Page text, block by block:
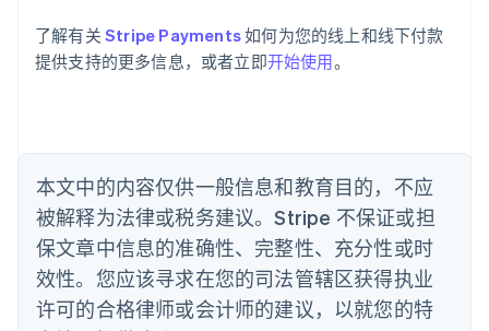
了解有关 Stripe Payments如何为您的线上和线下付款
提供支持的更多信息，或者立即开始使用。
本文中的内容仅供一般信息和教育目的，不应
被解释为法律或税务建议。Stripe 不保证或担
保文章中信息的准确性、完整性、充分性或时
效性。您应该寻求在您的司法管辖区获得执业
许可的合格律师或会计师的建议，以就您的特
PortuguêsEnglish
保加利亚
English
丹麦
English
德国
DeutschEnglish
法国
FrançaisEnglish
芬兰